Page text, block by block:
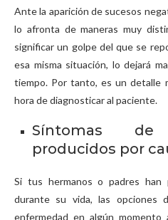
Ante la aparición de sucesos
lo afronta de maneras muy
significar un golpe del que se
esa misma situación, lo dejará
tiempo. Por tanto, es un detalle
hora de diagnosticar al paciente.
Síntomas
producidos por
Si tus hermanos o padres han
durante su vida, las opciones
enfermedad en algún momento